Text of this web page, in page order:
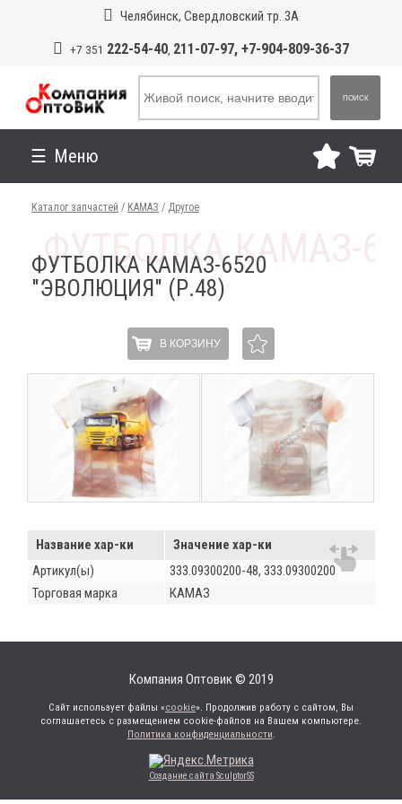
Челябинск, Свердловский тр. 3А
+7 351 222-54-40, 211-07-97, +7-904-809-36-37
ПОИСК
Меню
Каталог запчастей / КАМАЗ / Другое
ФУТБОЛКА КАМАЗ-6520
"ЭВОЛЮЦИЯ" (Р.48)
В КОРЗИНУ
Название хар-ки
Значение хар-ки
Артикул(ы)
333.09300200-48, 333.09300200
Торговая марка
КАМАЗ
Компания Оптовик © 2019
Сайт использует файлы «cookie». Продолжив работу с сайтом, Вы
соглашаетесь с размещением cookie-файлов на Вашем компьютере.
Политика конфиденциальности.
Создание сайта SculptorSS